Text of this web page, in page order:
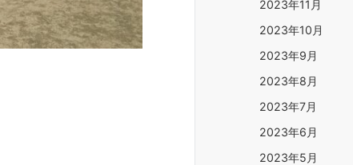
2023年11月
2023年10月
2023年9月
2023年8月
2023年7月
2023年6月
2023年5月